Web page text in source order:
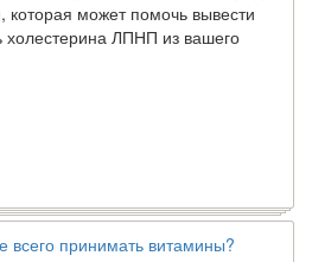
которая может помочь вывести
холестерина ЛПНП из вашего
всего принимать витамины?